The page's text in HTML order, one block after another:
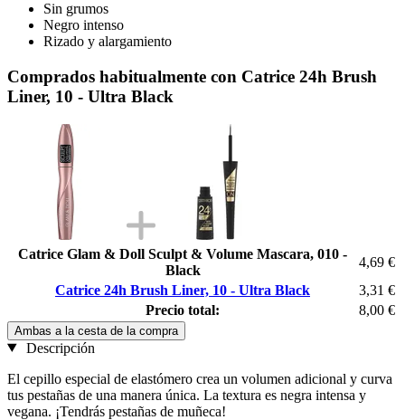
Sin grumos
Negro intenso
Rizado y alargamiento
Comprados habitualmente con Catrice 24h Brush
Liner, 10 - Ultra Black
Catrice Glam & Doll Sculpt & Volume Mascara, 010 -
Black
4,69 €
Catrice 24h Brush Liner, 10 - Ultra Black
3,31 €
Precio total:
8,00 €
Ambas a la cesta de la compra
Descripción
El cepillo especial de elastómero crea un volumen adicional y curva
tus pestañas de una manera única. La textura es negra intensa y
vegana. ¡Tendrás pestañas de muñeca!